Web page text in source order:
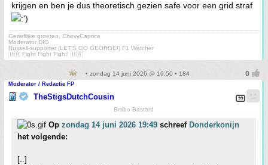
krijgen en ben je dus theoretisch gezien safe voor een grid straf
Gerieflijke groeten, ChevyCaprice
Moderator DIG
Russell-supporter (LET'S GO GEORGE!) F1 Watcher
🇺🇦 Fight Fight Fight! 🇺🇦
• zondag 14 juni 2026 @ 19:50 • 184
Moderator / Redactie FP
TheStigsDutchCousin
Brabo Bastard
Op zondag 14 juni 2026 19:49 schreef Donderkonijn
het volgende:
[..]